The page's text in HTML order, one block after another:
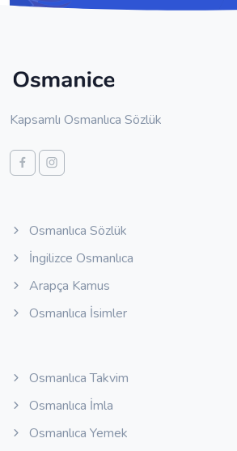
Kapsamlı Osmanlıca Sözlük
Osmanlıca Sözlük
İngilizce Osmanlıca
Arapça Kamus
Osmanlıca İsimler
Osmanlıca Takvim
Osmanlıca İmla
Osmanlıca Yemek